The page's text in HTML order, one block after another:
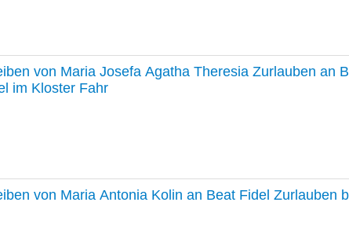
von Maria Josefa Agatha Theresia Zurlauben an
im Kloster Fahr
von Maria Antonia Kolin an Beat Fidel Zurlauben